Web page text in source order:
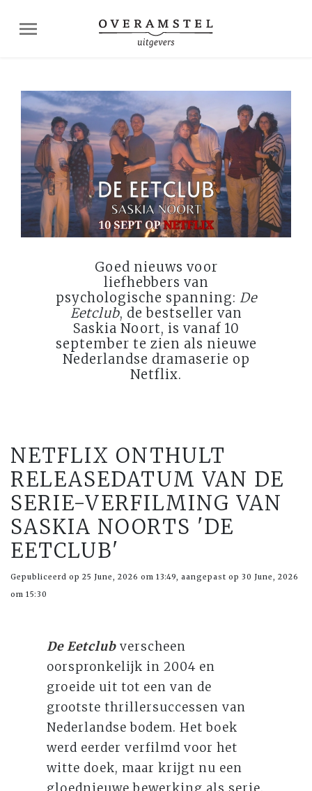
Goed nieuws voor
liefhebbers van
psychologische spanning: De
Eetclub, de bestseller van
Saskia Noort, is vanaf 10
september te zien als nieuwe
Nederlandse dramaserie op
Netflix.
NETFLIX ONTHULT
RELEASEDATUM VAN DE
SERIE-VERFILMING VAN
SASKIA NOORTS 'DE
EETCLUB'
Gepubliceerd op 25 June, 2026 om 13:49, aangepast op 30 June, 2026
om 15:30
De Eetclub verscheen
oorspronkelijk in 2004 en
groeide uit tot een van de
grootste thrillersuccessen van
Nederlandse bodem. Het boek
werd eerder verfilmd voor het
witte doek, maar krijgt nu een